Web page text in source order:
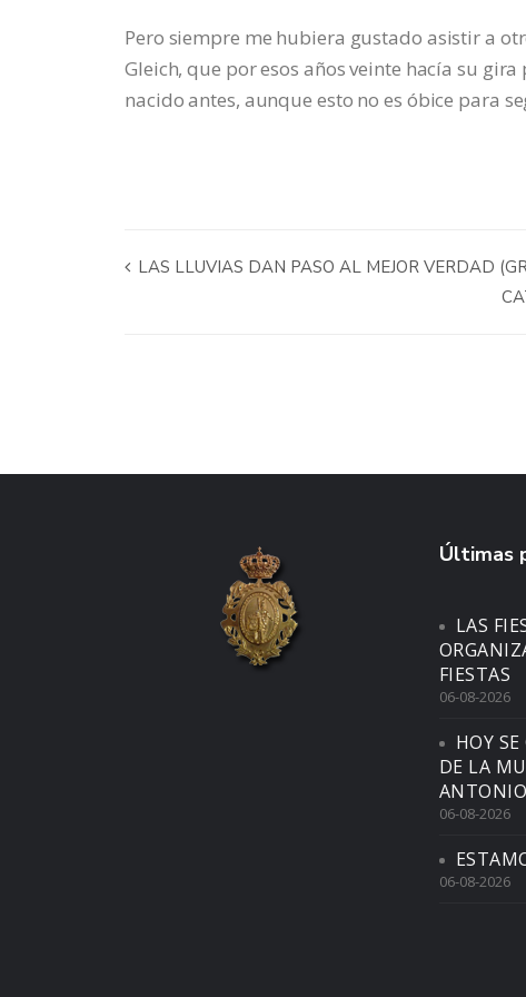
Pero siempre me hubiera gustado asistir a
Gleich, que por esos años veinte hacía su
nacido antes, aunque esto no es óbice para
LAS LLUVIAS DAN PASO AL MEJOR VERDAD
Últimas
LAS
FIESTAS
06-08-2026
HOY
DE LA
06-08-2026
06-08-2026